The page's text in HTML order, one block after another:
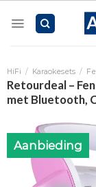
HiFi / Karaokesets /
Retourdeal –
met Bluetooth,
Aanbieding